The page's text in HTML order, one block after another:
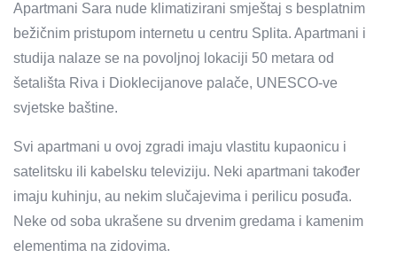
Apartmani Sara nude klimatizirani smještaj s besplatnim
bežičnim pristupom internetu u centru Splita. Apartmani i
studija nalaze se na povoljnoj lokaciji 50 metara od
šetališta Riva i Dioklecijanove palače, UNESCO-ve
svjetske baštine.
Svi apartmani u ovoj zgradi imaju vlastitu kupaonicu i
satelitsku ili kabelsku televiziju. Neki apartmani također
imaju kuhinju, au nekim slučajevima i perilicu posuđa.
Neke od soba ukrašene su drvenim gredama i kamenim
elementima na zidovima.